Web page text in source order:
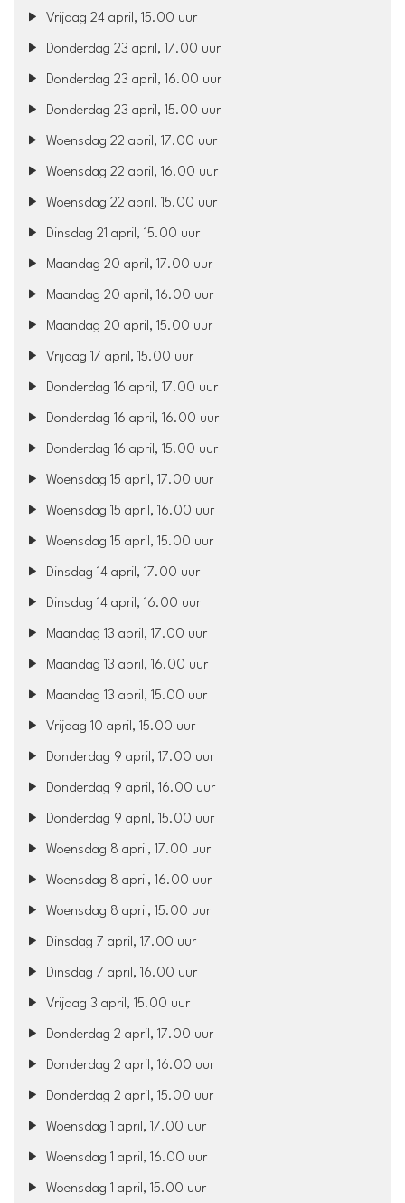
Vrijdag 24 april, 15.00 uur
Donderdag 23 april, 17.00 uur
Donderdag 23 april, 16.00 uur
Donderdag 23 april, 15.00 uur
Woensdag 22 april, 17.00 uur
Woensdag 22 april, 16.00 uur
Woensdag 22 april, 15.00 uur
Dinsdag 21 april, 15.00 uur
Maandag 20 april, 17.00 uur
Maandag 20 april, 16.00 uur
Maandag 20 april, 15.00 uur
Vrijdag 17 april, 15.00 uur
Donderdag 16 april, 17.00 uur
Donderdag 16 april, 16.00 uur
Donderdag 16 april, 15.00 uur
Woensdag 15 april, 17.00 uur
Woensdag 15 april, 16.00 uur
Woensdag 15 april, 15.00 uur
Dinsdag 14 april, 17.00 uur
Dinsdag 14 april, 16.00 uur
Maandag 13 april, 17.00 uur
Maandag 13 april, 16.00 uur
Maandag 13 april, 15.00 uur
Vrijdag 10 april, 15.00 uur
Donderdag 9 april, 17.00 uur
Donderdag 9 april, 16.00 uur
Donderdag 9 april, 15.00 uur
Woensdag 8 april, 17.00 uur
Woensdag 8 april, 16.00 uur
Woensdag 8 april, 15.00 uur
Dinsdag 7 april, 17.00 uur
Dinsdag 7 april, 16.00 uur
Vrijdag 3 april, 15.00 uur
Donderdag 2 april, 17.00 uur
Donderdag 2 april, 16.00 uur
Donderdag 2 april, 15.00 uur
Woensdag 1 april, 17.00 uur
Woensdag 1 april, 16.00 uur
Woensdag 1 april, 15.00 uur